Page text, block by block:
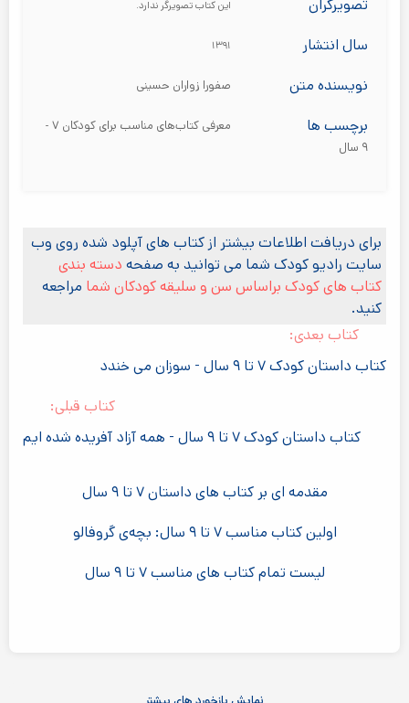
تصویرگران این کتاب تصویرگر ندارد.
سال انتشار ۱۳۹۱
نویسنده متن صفورا زواران حسینی
برچسب ها
معرفی کتاب‌های مناسب برای کودکان ۷ -
۹ سال
برای دریافت اطلاعات بیشتر از کتاب های آپلود شده روی وب
سایت رادیو کودک شما می توانید به صفحه دسته بندی
کتاب های کودک براساس سن و سلیقه کودکان شما مراجعه
کنید.
کتاب بعدی:
کتاب داستان کودک ۷ تا ۹ سال - سوزان می خندد
کتاب قبلی:
کتاب داستان کودک ۷ تا ۹ سال - همه آزاد آفریده شده ایم
لیست تمام کتاب های مناسب ۷ تا ۹ سال
اولین کتاب مناسب ۷ تا ۹ سال: بچه‌ی گروفالو
مقدمه ای بر کتاب های داستان ۷ تا ۹ سال